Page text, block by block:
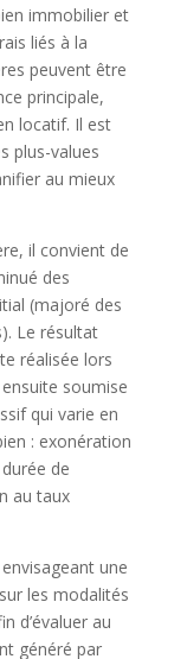
immobilier et
liés à la
peuvent être
principale,
locatif. Il est
plus-values
au mieux
il convient de
des
(majoré des
Le résultat
réalisée lors
soumise
qui varie en
: exonération
de
au taux
une
les modalités
d’évaluer au
généré par